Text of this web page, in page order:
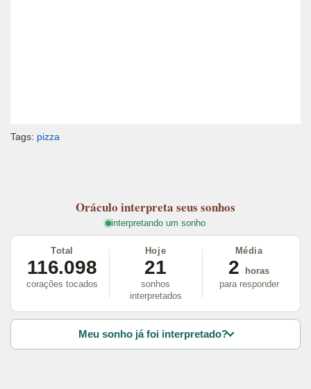
Tags: pizza
Oráculo interpreta seus sonhos
interpretando um sonho
Total
116.098
corações tocados
Hoje
21
sonhos
interpretados
Média
2
horas
para responder
Meu sonho já foi interpretado?